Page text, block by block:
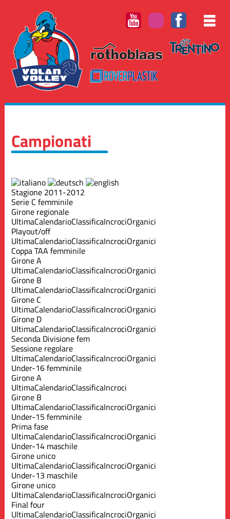
Campionati
Stagione 2011-2012
Serie C femminile
Girone regionale
UltimaCalendarioClassificaIncrociOrganici
Playout/off
UltimaCalendarioClassificaIncrociOrganici
Coppa TAA femminile
Girone A
UltimaCalendarioClassificaIncrociOrganici
Girone B
UltimaCalendarioClassificaIncrociOrganici
Girone C
UltimaCalendarioClassificaIncrociOrganici
Girone D
UltimaCalendarioClassificaIncrociOrganici
Seconda Divisione fem
Sessione regolare
UltimaCalendarioClassificaIncrociOrganici
Under-16 femminile
Girone A
UltimaCalendarioClassificaIncroci
Girone B
UltimaCalendarioClassificaIncrociOrganici
Under-15 femminile
Prima fase
UltimaCalendarioClassificaIncrociOrganici
Under-14 maschile
Girone unico
UltimaCalendarioClassificaIncrociOrganici
Under-13 maschile
Girone unico
UltimaCalendarioClassificaIncrociOrganici
Final four
UltimaCalendarioClassificaIncrociOrganici